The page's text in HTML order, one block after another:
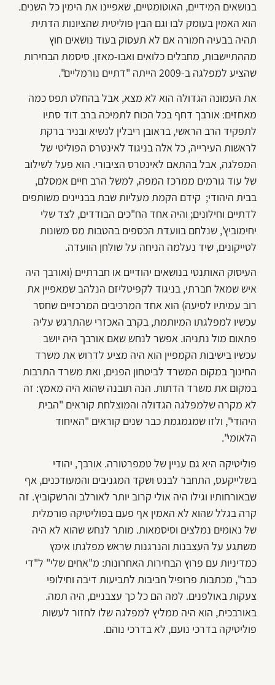
בנושאים המידיים, האוטומטיים, שאפיינו את הימין כל השנים.
הוא האמין בעומק לבו וגם הבין פוליטית שהציונות הדתית
תהיה בבעיה חמורה אם לא תעסוק בעוד נושאים חוץ
מההתיישבות, מחבלים כלואים ואבו-מאזן. סיסמת הבחירות
שהציע למפלגה ב-2009 הייתה "דתיים נורמליים".
את העמונה הגדולה הוא לא מצא, אבל בהחלט תפס כמה
מאחזים: אורבך דחף בכל הכוח לתמיכה ברב דוד סתיו
לתפקיד הרב הראשי, בראובן ריבלין לנשיא ובניר ברקת
לראשות העירייה, כל אלה בניגוד לאינטרס הפוליטי של
המפלגה, אבל בהתאם לאינטרס הציבורי. הוא פעל לשילוב
של עוד גורמים ממרכז המפה, למשל הרב חיים אמסלם,
בבית היהודי; קידם הקמת מעליות שבת בבניינים משותפים
לדתיים וחילונים; והיה אחד הח"כים הבודדים, לצד שלי
יחימוביץ', שנלחם בוועדת הכספים בהטבות מס משונות
לטייקונים, שיד נעלמה הניחה על שולחן הוועדה.
העיסוק האותנטי בנושאים יהודיים או חברתיים (ואורבך היה
איש שמאל חברתי, בניגוד לקפיטליזם הנלהב שמאפיין את
רוב עמיתיו לסיעה) הוא אחד המרכיבים המרכזיים שחסר
עכשיו למפלגתו המיותמת, בקרב האכזרי שהתרגש עליה
פתאום מול נתניהו. אפשר לנחש שאם אורבך היה יושב
עכשיו בישיבות הקמפיין הוא היה מציע לדרוש את משרד
החינוך במקום המשרד לביטחון הפנים, ואת משרד התרבות
במקום את משרד הדתות. הנה תובנה שהוא היה מאמץ: זה
לא מקרה שלמפלגה הגדולה והמוצלחת קוראים "הבית
היהודי", ולזו שמגמגמת כבר שנים קוראים "האיחוד
הלאומי".
פוליטיקה היא גם עניין של טמפרטורה. אורבך, יהודי
בשלייקעס, התחבר לבנט ושקד המגניבים והמעודכנים, אף
שבאורחותיו וגילו היה אולי קרוב יותר לאורלב והרשקוביץ. זה
קרה בגלל שהוא לא האמין אף פעם בפוליטיקה פורמלית
של נאומים נמלצים וסיסמאות. מותר לנחש שהוא לא היה
משתגע על העצבנות והנרגנות שראש מפלגתו אימץ
כמדיניות עם פרוץ הבחירות האחרונות: מ"אחים שלי" ל"די
כבר", מכתבות פרופיל חביבות לתביעות דיבה וחילופי
צעקות באולפנים. למה הם כל כך עצבניים, היה תמה.
באורבכית, הוא היה ממליץ למפלגה שלו לחזור לעשות
פוליטיקה בדרכי נועם, לא בדרכי נוהם.